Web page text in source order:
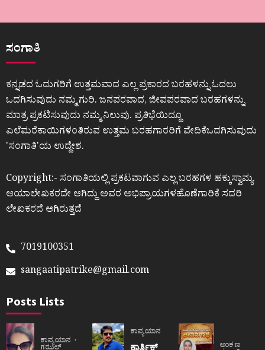
ಸಂಗಾತಿ
ಕನ್ನಡದ ಓದುಗರಿಗೆ ಉತ್ತಮವಾದ ಎಲ್ಲ ಪ್ರಕಾರದ ಬರಹಳನ್ನು ಓದಲು
ಒದಗಿಸುವುದು ನಮ್ಮ ಗುರಿ. ಜನಪರವಾದ, ಜೀವಪರವಾದ ಬರಹಗಳನ್ನು
ಮಾತ್ರ ಪ್ರಕಟಿಸುವುದು ನಮ್ಮ ನಿಲುವು. ಪ್ರತಿಭೆಯಿದ್ದೂ
ಎಲೆಮರೆಕಾಯಿಗಳಂತಿರುವ ಉತ್ತಮ ಬರಹಗಾರರಿಗೆ ವೇದಿಕೆಒದಗಿಸುವುದು
ʼಸಂಗಾತಿʼಯ ಉದ್ದೇಶ.
Copyright:- ಸಂಗಾತಿಯಲ್ಲಿ ಪ್ರಕಟವಾಗುವ ಎಲ್ಲ ಬರಹಗಳ ಹಕ್ಕುಸ್ವಾಮ್ಯ
ಆಯಾಲೇಖಕರದೇ ಆಗಿದ್ದು ಅವರ ಅಭಿಪ್ರಾಯಗಳಹೊಣೆಗಾರಿಕೆ ಸದರಿ
ಲೇಖಕರದೆ ಆಗಿರುತ್ತದೆ
7019100351
sangaatipatrike@gmail.com
Posts Lists
ಕಾವ್ಯಯಾನ
ಕಾವ್ಯಯಾನ
ಕಾರ್ತಿಕ್
ಅಂಕಣ